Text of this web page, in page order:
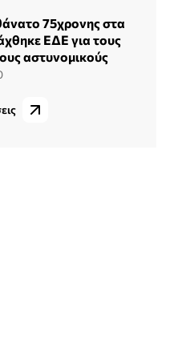
75χρονης στα
ΕΔΕ για τους
αστυνομικούς